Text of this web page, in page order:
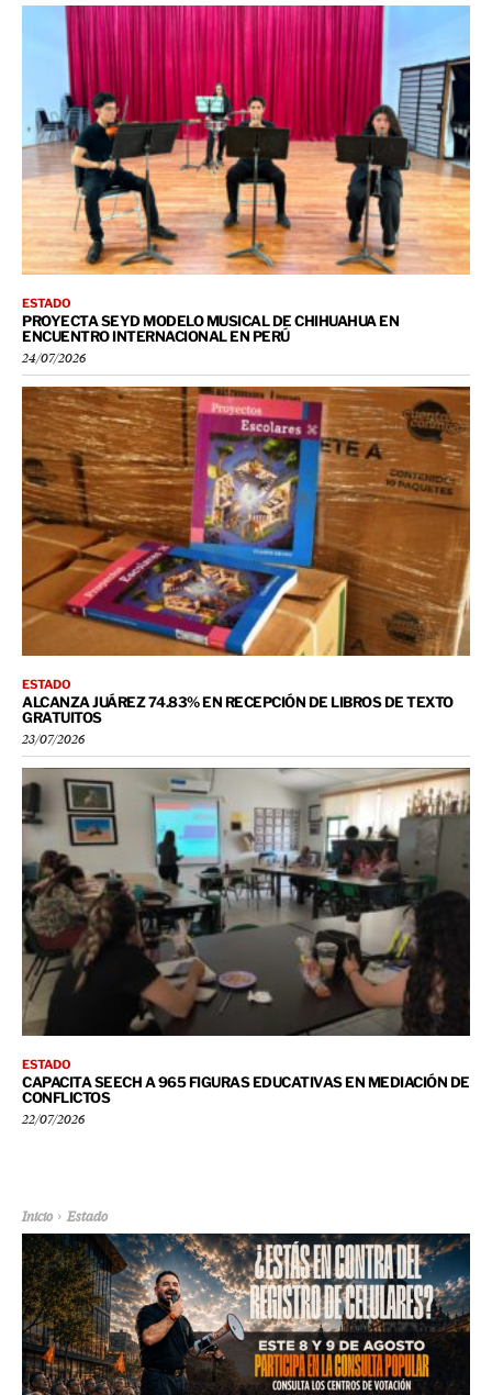
ESTADO
PROYECTA SEYD MODELO MUSICAL DE CHIHUAHUA EN
ENCUENTRO INTERNACIONAL EN PERÚ
24/07/2026
ESTADO
ALCANZA JUÁREZ 74.83% EN RECEPCIÓN DE LIBROS DE TEXTO
GRATUITOS
23/07/2026
ESTADO
CAPACITA SEECH A 965 FIGURAS EDUCATIVAS EN MEDIACIÓN DE
CONFLICTOS
22/07/2026